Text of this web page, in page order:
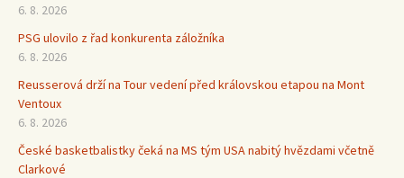
6. 8. 2026
PSG ulovilo z řad konkurenta záložníka
6. 8. 2026
Reusserová drží na Tour vedení před královskou etapou na Mont
Ventoux
6. 8. 2026
České basketbalistky čeká na MS tým USA nabitý hvězdami včetně
Clarkové